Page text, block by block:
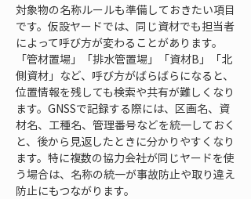
対象物の名称ルールも準備しておきたい項目
です。仮設ヤードでは、同じ資材でも担当者
によって呼び方が変わることがあります。
「管材置場」「排水管置場」「資材B」「北
側資材」など、呼び方がばらばらになると、
位置情報を残しても検索や共有が難しくなり
ます。GNSSで記録する際には、区画名、資
材名、工種名、管理番号などを統一しておく
と、後から見返したときに分かりやすくなり
ます。特に複数の協力会社が同じヤードを使
う場合は、名称の統一が事故防止や取り違え
防止にもつながります。